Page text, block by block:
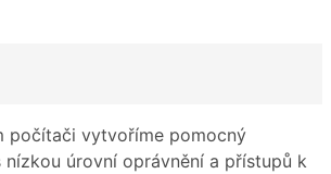
počítači vytvoříme pomocný
úrovní oprávnění a přístupů k